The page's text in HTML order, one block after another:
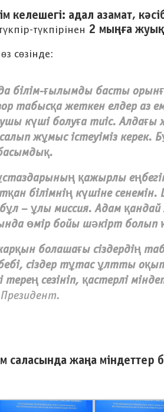
келешегі: адал азамат,
түкпірінен 2 мыңға жуық
сөзінде:
білім-ғылымды басты
табысқа жеткен елдер аз
күші болуға тиіс.
салып жұмыс істеуіміз
қажырлы
білімнің күшіне
– ұлы миссия. Адам
өмір бойы шәкірт болып
болашағы сіздердің
сіздер тұтас ұлтты
терең сезініп, қастерлі
саласында жаңа міндеттер
өтті